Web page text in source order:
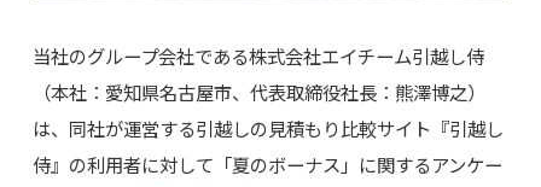
当社のグループ会社である株式会社エイチーム引越し侍
（本社：愛知県名古屋市、代表取締役社長：熊澤博之）
は、同社が運営する引越しの見積もり比較サイト『引越し
侍』の利用者に対して「夏のボーナス」に関するアンケー